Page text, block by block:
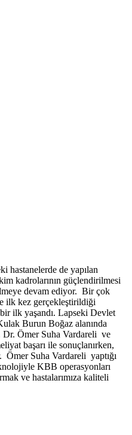
hastanelerde de yapılan
kadrolarının güçlendirilmesi
devam ediyor. Bir çok
ilk kez gerçekleştirildiği
ilk yaşandı. Lapseki Devlet
Burun Boğaz alanında
Dr. Ömer Suha Vardareli ve
başarı ile sonuçlanırken,
Suha Vardareli yaptığı
KBB operasyonları
ve hastalarımıza kaliteli